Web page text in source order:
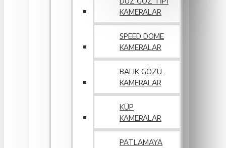
KAMERALAR
SPEED DOME
KAMERALAR
BALIK GÖZÜ
KAMERALAR
KÜP
KAMERALAR
PATLAMAYA